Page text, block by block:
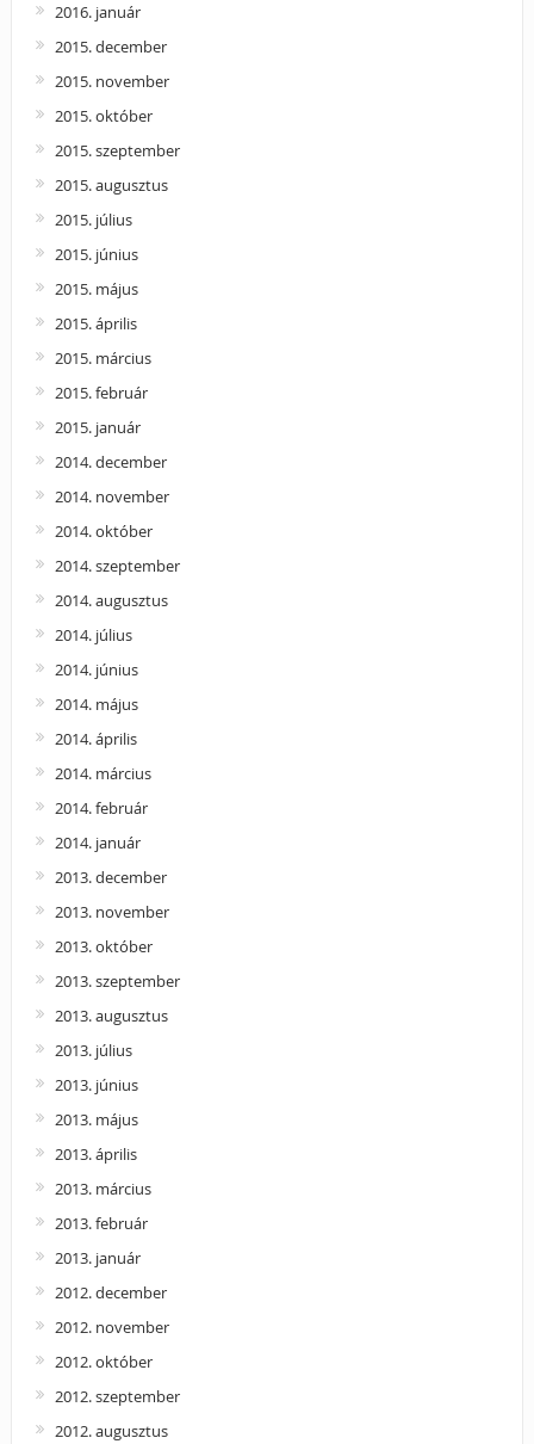
2016. január
2015. december
2015. november
2015. október
2015. szeptember
2015. augusztus
2015. július
2015. június
2015. május
2015. április
2015. március
2015. február
2015. január
2014. december
2014. november
2014. október
2014. szeptember
2014. augusztus
2014. július
2014. június
2014. május
2014. április
2014. március
2014. február
2014. január
2013. december
2013. november
2013. október
2013. szeptember
2013. augusztus
2013. július
2013. június
2013. május
2013. április
2013. március
2013. február
2013. január
2012. december
2012. november
2012. október
2012. szeptember
2012. augusztus